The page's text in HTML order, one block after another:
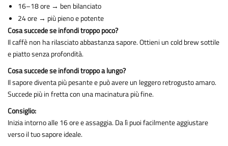
16–18 ore → ben bilanciato
24 ore → più pieno e potente
Cosa succede se infondi troppo poco?
Il caffè non ha rilasciato abbastanza sapore. Ottieni un cold brew sottile
e piatto senza profondità.
Cosa succede se infondi troppo a lungo?
Il sapore diventa più pesante e può avere un leggero retrogusto amaro.
Succede più in fretta con una macinatura più fine.
Consiglio:
Inizia intorno alle 16 ore e assaggia. Da lì puoi facilmente aggiustare
verso il tuo sapore ideale.